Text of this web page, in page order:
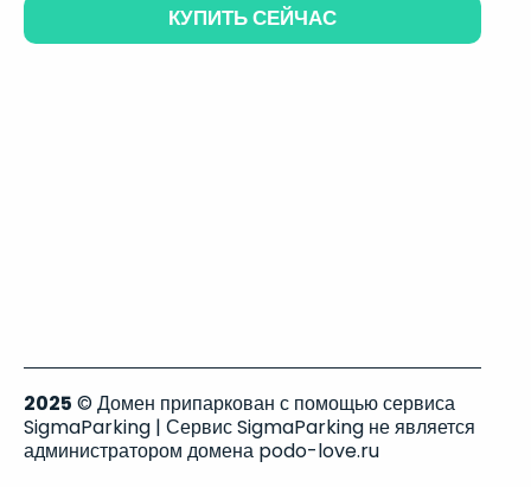
КУПИТЬ СЕЙЧАС
2025 © Домен припаркован с помощью сервиса
SigmaParking | Сервис SigmaParking не является
администратором домена podo-love.ru